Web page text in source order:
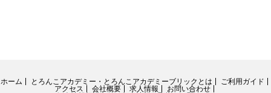
ホーム とろんこアカデミー・とろんこアカデミーブリックとは
ご利用ガイド
アクセス
会社概要 求人情報
お問い合わせ